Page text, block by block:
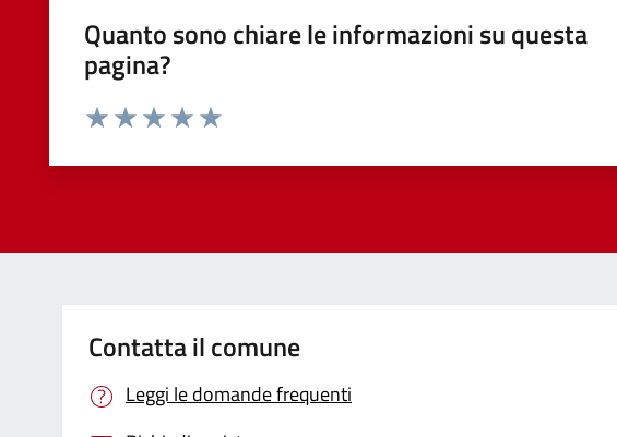
Quanto sono chiare le informazioni su questa
pagina?
Contatta il comune
Leggi le domande frequenti